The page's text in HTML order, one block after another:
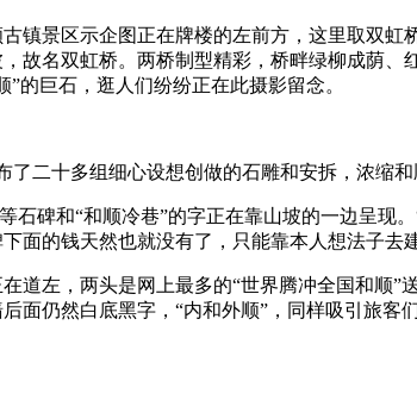
景区示企图正在牌楼的左前方，这里取双虹
故名双虹桥。两桥制型精彩，桥畔绿柳成荫
的巨石，逛人们纷纷正在此摄影留念。
十多组细心设想创做的石雕和安拆，浓缩和
碑和“和顺冷巷”的字正在靠山坡的一边呈现
面的钱天然也就没有了，只能靠本人想法子去
左，两头是网上最多的“世界腾冲全国和顺”
面仍然白底黑字，“内和外顺”，同样吸引旅客